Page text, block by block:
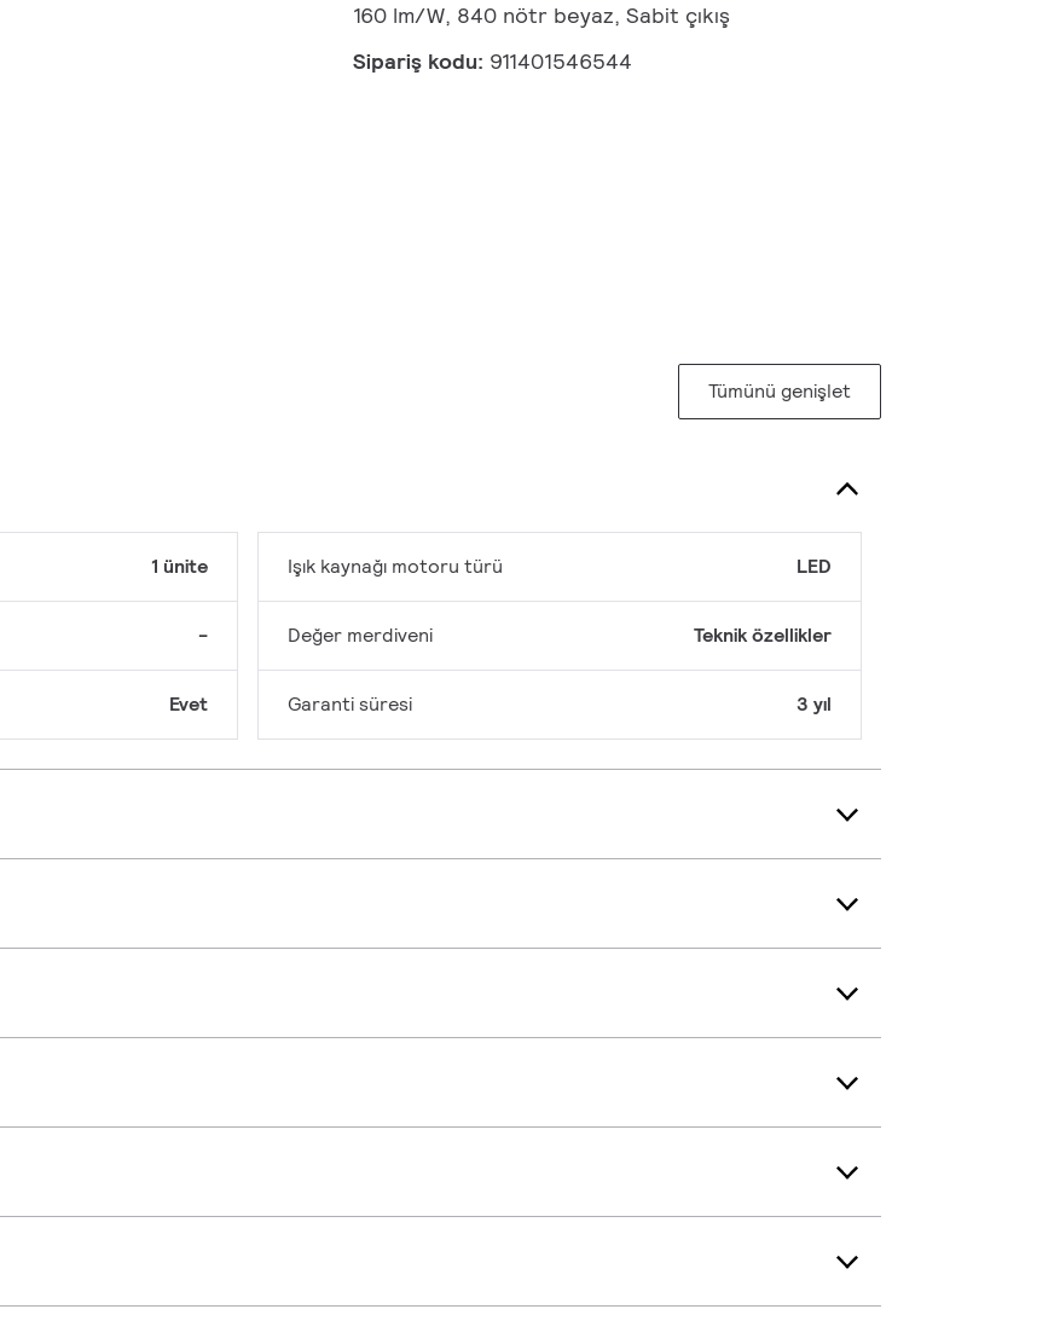
160 lm/W, 840 nötr beyaz, Sabit çıkış
Sipariş kodu: 911401546544
Tümünü genişlet
1 ünite
-
Evet
Işık kaynağı motoru türü LED
Değer merdiveni Teknik özellikler
Garanti süresi 3 yıl